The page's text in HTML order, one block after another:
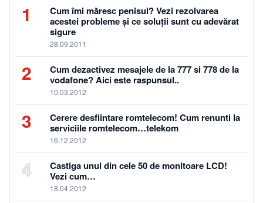
1
Cum îmi măresc penisul? Vezi rezolvarea
acestei probleme și ce soluții sunt cu adevărat
sigure
28.09.2011
2
Cum dezactivez mesajele de la 777 si 778 de la
vodafone? Aici este raspunsul..
10.03.2012
3
Cerere desfiintare romtelecom! Cum renunti la
serviciile romtelecom…telekom
16.12.2012
4
Castiga unul din cele 50 de monitoare LCD!
Vezi cum…
18.04.2012